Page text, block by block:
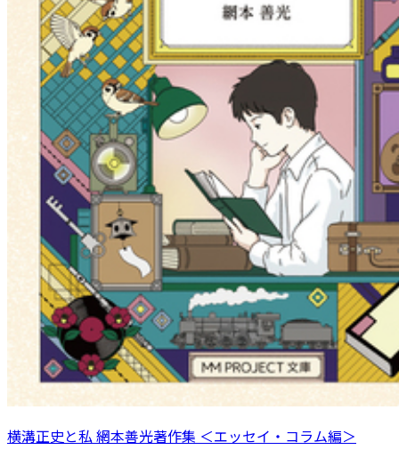
横溝正史と私 網本善光著作集 ＜エッセイ・コラム編＞